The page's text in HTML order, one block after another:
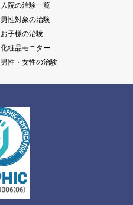
入院の治験一覧
男性対象の治験
お子様の治験
化粧品モニター
男性・女性の治験